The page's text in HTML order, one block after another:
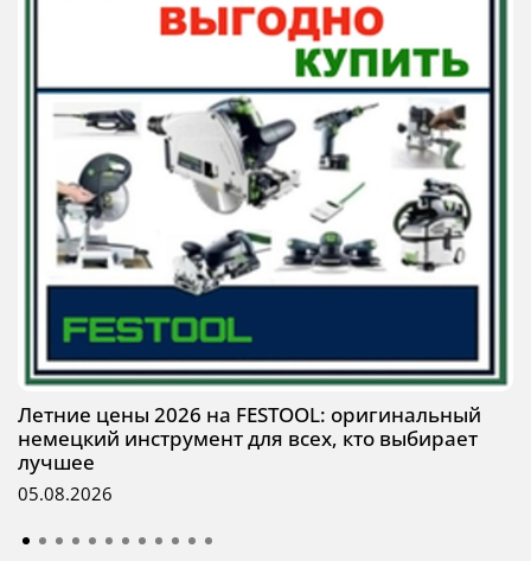
Летние цены 2026 на FESTOOL: оригинальный
немецкий инструмент для всех, кто выбирает
лучшее
05.08.2026